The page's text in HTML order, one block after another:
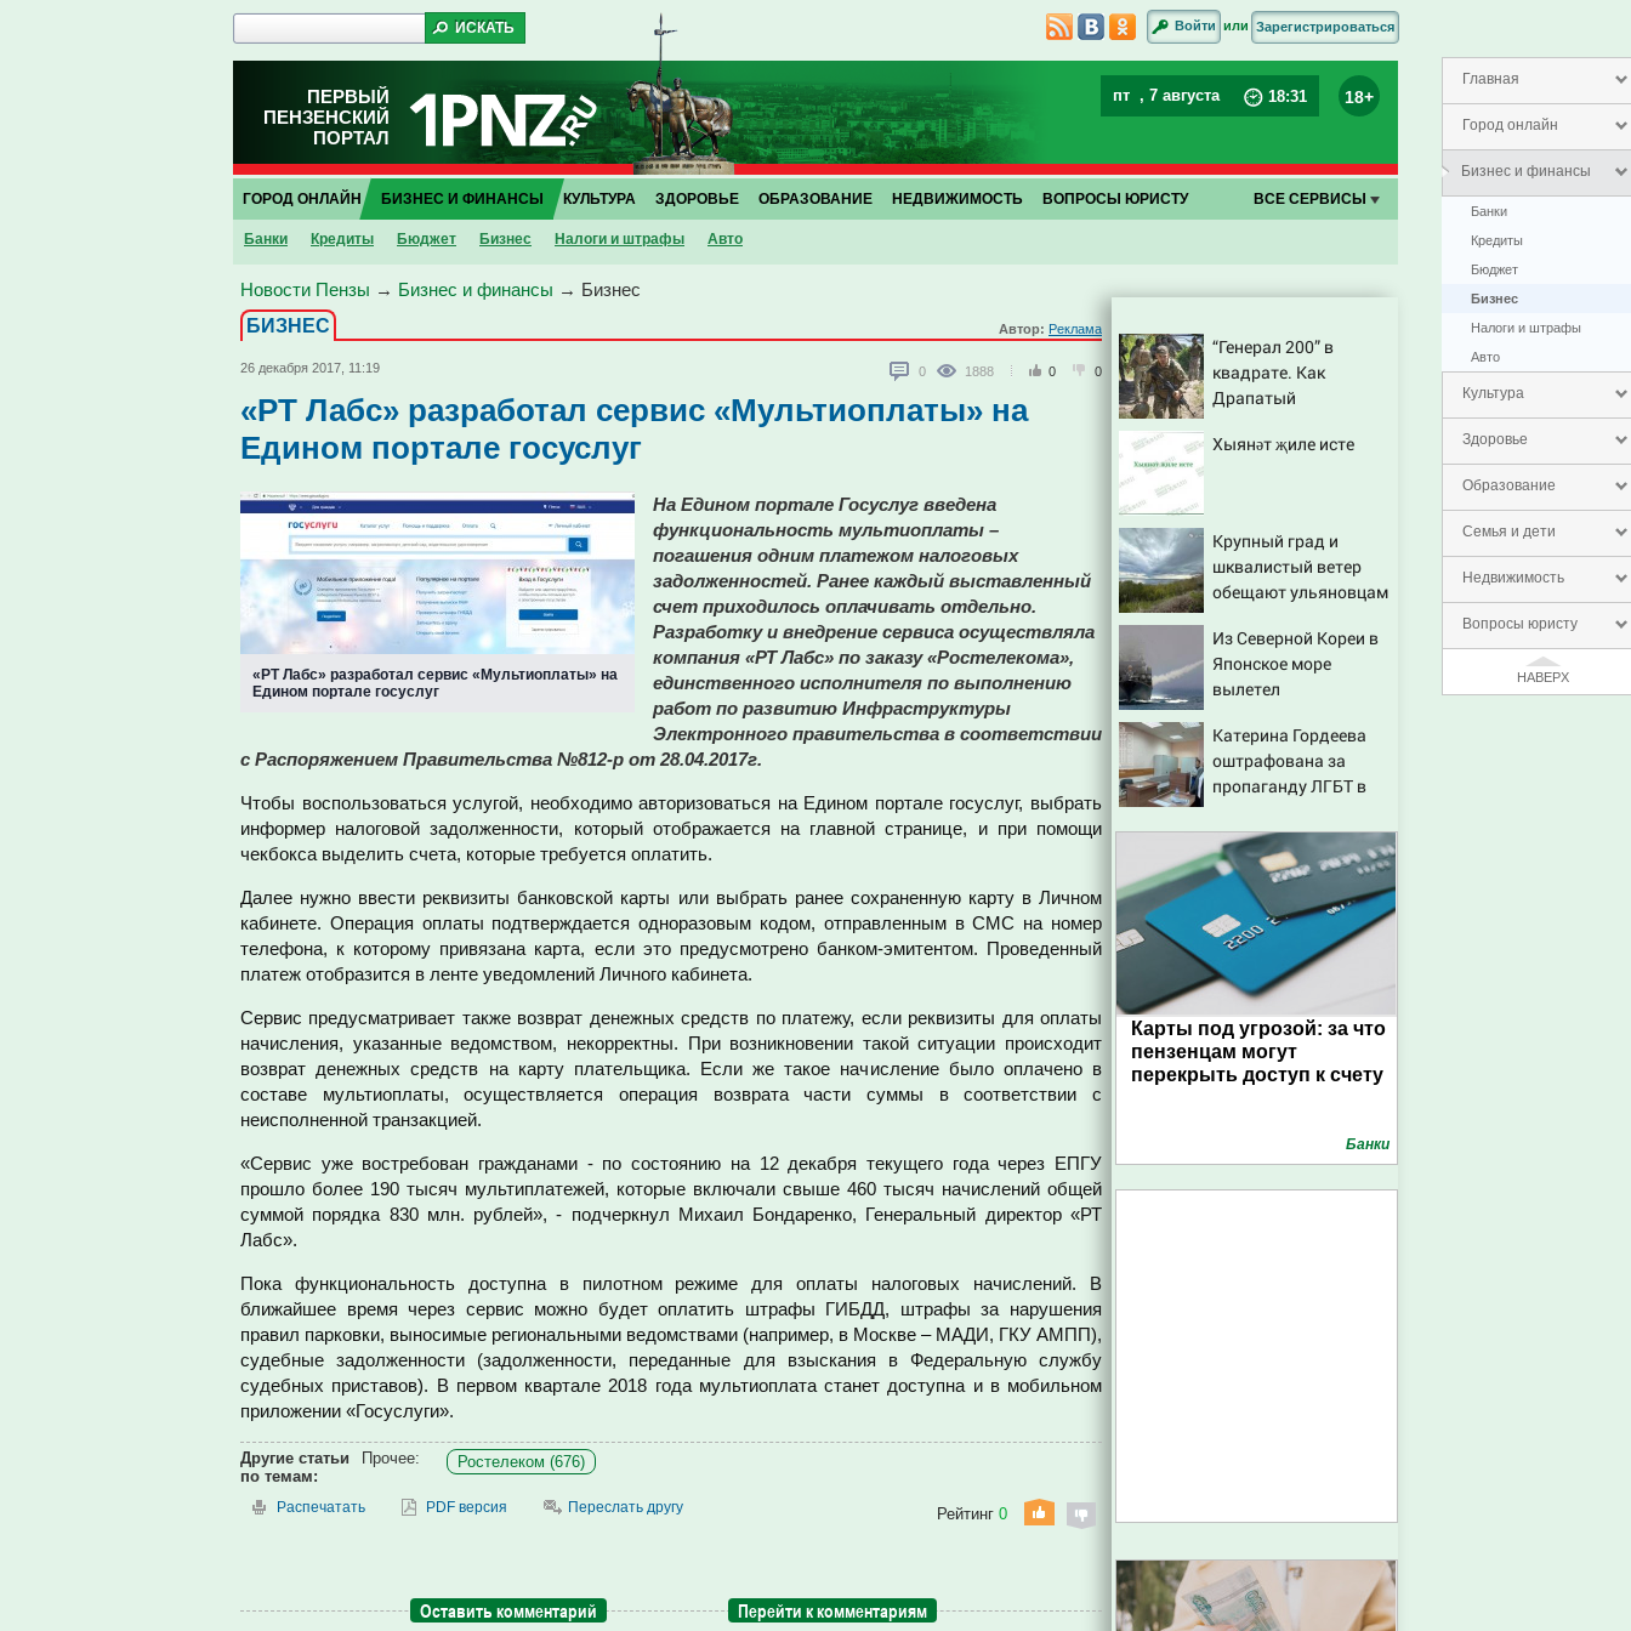
Главная
Город онлайн
Бизнес и финансы
Банки
Кредиты
Бюджет
Бизнес
Налоги и штрафы
Авто
Культура
Здоровье
Образование
Семья и дети
Недвижимость
Вопросы юристу
НАВЕРХ
Войти или Зарегистрироваться
ПЕРВЫЙ
ПЕНЗЕНСКИЙ
ПОРТАЛ
пт , 7 августа 18:31 18+
ГОРОД ОНЛАЙН БИЗНЕС И ФИНАНСЫ
Банки Кредиты Бюджет Бизнес Налоги и штрафы Авто
КУЛЬТУРА ЗДОРОВЬЕ ОБРАЗОВАНИЕ НЕДВИЖИМОСТЬ ВОПРОСЫ ЮРИСТУ ВСЕ СЕРВИСЫ
Новости Пензы → Бизнес и финансы → Бизнес
БИЗНЕС
Автор: Реклама
26 декабря 2017, 11:19 0 1888 0 0
«РТ Лабс» разработал сервис «Мультиоплаты» на
Едином портале госуслуг
«РТ Лабс» разработал сервис «Мультиоплаты» на
Едином портале госуслуг
На Едином портале Госуслуг введена
функциональность мультиоплаты –
погашения одним платежом налоговых
задолженностей. Ранее каждый выставленный
счет приходилось оплачивать отдельно.
Разработку и внедрение сервиса осуществляла
компания «РТ Лабс» по заказу «Ростелекома»,
единственного исполнителя по выполнению
работ по развитию Инфраструктуры
Электронного правительства в соответствии
с Распоряжением Правительства №812-р от 28.04.2017г.
Чтобы воспользоваться услугой, необходимо авторизоваться на Едином портале госуслуг, выбрать
информер налоговой задолженности, который отображается на главной странице, и при помощи
чекбокса выделить счета, которые требуется оплатить.
Далее нужно ввести реквизиты банковской карты или выбрать ранее сохраненную карту в Личном
кабинете. Операция оплаты подтверждается одноразовым кодом, отправленным в СМС на номер
телефона, к которому привязана карта, если это предусмотрено банком-эмитентом. Проведенный
платеж отобразится в ленте уведомлений Личного кабинета.
Сервис предусматривает также возврат денежных средств по платежу, если реквизиты для оплаты
начисления, указанные ведомством, некорректны. При возникновении такой ситуации происходит
возврат денежных средств на карту плательщика. Если же такое начисление было оплачено в
составе мультиоплаты, осуществляется операция возврата части суммы в соответствии с
неисполненной транзакцией.
«Сервис уже востребован гражданами - по состоянию на 12 декабря текущего года через ЕПГУ
прошло более 190 тысяч мультиплатежей, которые включали свыше 460 тысяч начислений общей
суммой порядка 830 млн. рублей», - подчеркнул Михаил Бондаренко, Генеральный директор «РТ
Лабс».
Пока функциональность доступна в пилотном режиме для оплаты налоговых начислений. В
ближайшее время через сервис можно будет оплатить штрафы ГИБДД, штрафы за нарушения
правил парковки, выносимые региональными ведомствами (например, в Москве – МАДИ, ГКУ АМПП),
судебные задолженности (задолженности, переданные для взыскания в Федеральную службу
судебных приставов). В первом квартале 2018 года мультиоплата станет доступна и в мобильном
приложении «Госуслуги».
Другие статьи
по темам:
Прочее: Ростелеком (676)
Распечатать PDF версия Переслать другу Рейтинг 0
Оставить комментарий Перейти к комментариям
“Генерал 200” в
квадрате. Как
Драпатый
Хыянәт җиле исте
Крупный град и
шквалистый ветер
обещают ульяновцам
Из Северной Кореи в
Японское море
вылетел
Катерина Гордеева
оштрафована за
пропаганду ЛГБТ в
на Вести.ru
Карты под угрозой: за что
пензенцам могут
перекрыть доступ к счету
Банки